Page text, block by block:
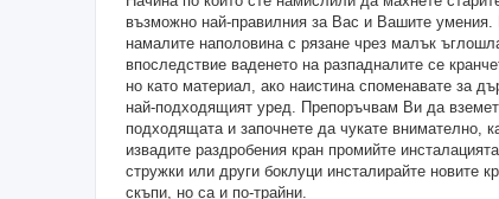
и
е
възможно най-правилния за Вас и Вашите
намалите наполовина с рязане чрез малък
впоследствие ваденето на разпадналите се
но като материал, ако наистина споменавате за
най-подходящият уред. Препоръчвам Ви да
подходящата и започнете да чукате внимателно,
извадите раздробения кран промийте
стружки или други боклуци инсталирайте новите
скъпи, но са и по-трайни.